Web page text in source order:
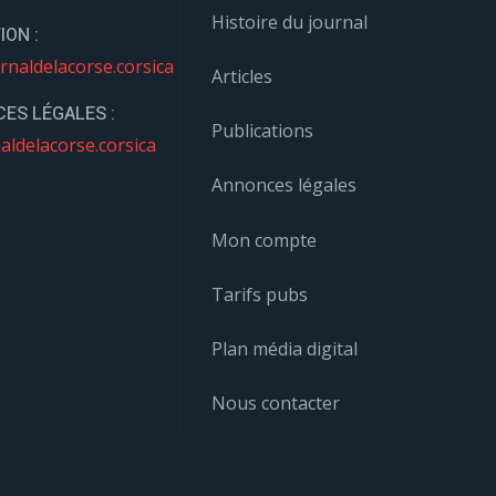
:
LÉGALES :
Histoire du journal
Articles
Publications
Annonces légales
Mon compte
Tarifs pubs
Plan média digital
Nous contacter